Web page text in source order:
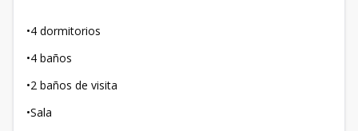
•4 dormitorios
•4 baños
•2 baños de visita
•Sala